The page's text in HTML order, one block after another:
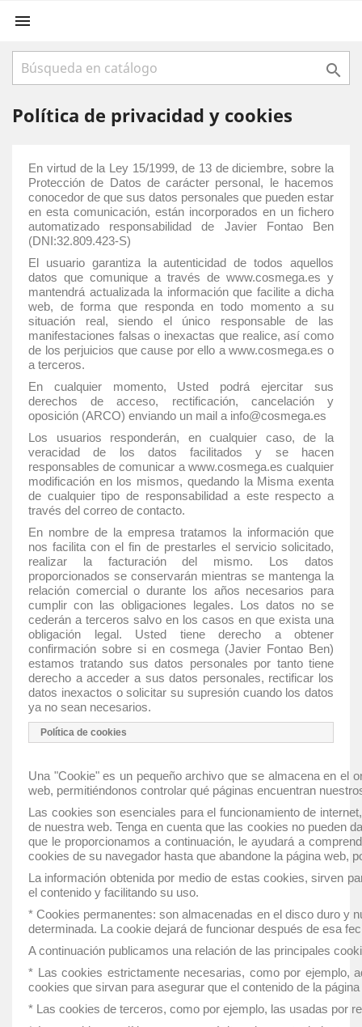


Política de privacidad y cookies
En virtud de la Ley 15/1999, de 13 de diciembre, sobre la
Protección de Datos de carácter personal, le hacemos
conocedor de que sus datos personales que pueden estar
en esta comunicación, están incorporados en un fichero
automatizado responsabilidad de Javier Fontao Ben
(DNI:32.809.423-S)
El usuario garantiza la autenticidad de todos aquellos
datos que comunique a través de www.cosmega.es y
mantendrá actualizada la información que facilite a dicha
web, de forma que responda en todo momento a su
situación real, siendo el único responsable de las
manifestaciones falsas o inexactas que realice, así como
de los perjuicios que cause por ello a www.cosmega.es o
a terceros.
En cualquier momento, Usted podrá ejercitar sus
derechos de acceso, rectificación, cancelación y
oposición (ARCO) enviando un mail a info@cosmega.es
Los usuarios responderán, en cualquier caso, de la
veracidad de los datos facilitados y se hacen
responsables de comunicar a www.cosmega.es cualquier
modificación en los mismos, quedando la Misma exenta
de cualquier tipo de responsabilidad a este respecto a
través del correo de contacto.
En nombre de la empresa tratamos la información que
nos facilita con el fin de prestarles el servicio solicitado,
realizar la facturación del mismo. Los datos
proporcionados se conservarán mientras se mantenga la
relación comercial o durante los años necesarios para
cumplir con las obligaciones legales. Los datos no se
cederán a terceros salvo en los casos en que exista una
obligación legal. Usted tiene derecho a obtener
confirmación sobre si en cosmega (Javier Fontao Ben)
estamos tratando sus datos personales por tanto tiene
derecho a acceder a sus datos personales, rectificar los
datos inexactos o solicitar su supresión cuando los datos
ya no sean necesarios.
Política de cookies
Una "Cookie" es un pequeño archivo que se almacena en el
web, permitiéndonos controlar qué páginas encuentran
Las cookies son esenciales para el funcionamiento de
de nuestra web. Tenga en cuenta que las cookies no pueden
que le proporcionamos a continuación, le ayudará a
cookies de su navegador hasta que abandone la página web,
La información obtenida por medio de estas cookies, sirven
el contenido y facilitando su uso.
* Cookies permanentes: son almacenadas en el disco duro y
determinada. La cookie dejará de funcionar después de esa
A continuación publicamos una relación de las principales
* Las cookies estrictamente necesarias, como por ejemplo,
cookies que sirvan para asegurar que el contenido de la
* Las cookies de terceros, como por ejemplo, las usadas por